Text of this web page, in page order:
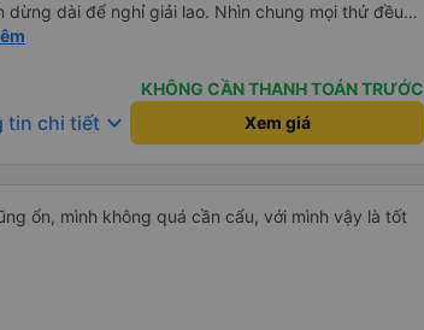
dừng dài để nghỉ giải lao. Nhìn chung mọi thứ đều
KHÔNG CẦN THANH TOÁN TRƯỚC
tin chi tiết keyboard_arrow_down Xem giá
ổn, mình không quá cần cẩu, với mình vậy là tốt